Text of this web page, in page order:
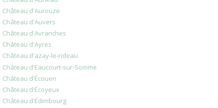
Château d'Aurouze
Château d'Auvers
Château d'Avranches
Château d'Ayres
Château d'azay-le-rideau
Château d'Eaucourt-sur-Somme
Château d'Écouen
Château d'Écoyeux
Château d'Édimbourg